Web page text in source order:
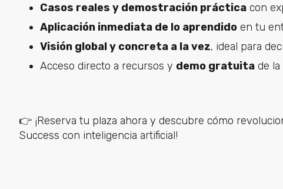
Casos reales y demostración prácticacon
Aplicación inmediata de lo aprendidoen tu
Visión global y concreta a la vez, ideal para
Acceso directo a recursos y demo gratuitade la
👉 ¡Reserva tu plaza ahora y descubre cómo
Success con inteligencia artificial!